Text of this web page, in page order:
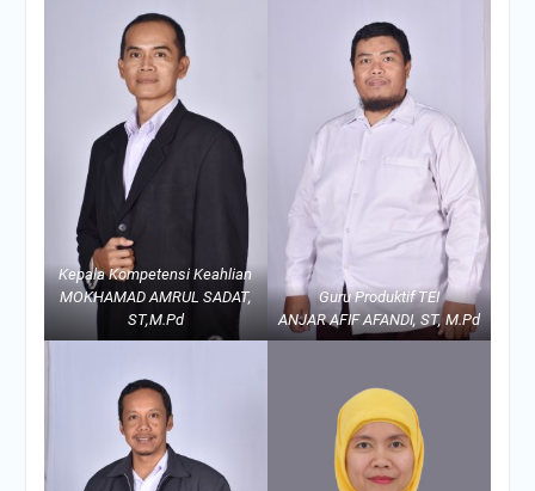
Kepala Kompetensi Keahlian
MOKHAMAD AMRUL SADAT,
ST,M.Pd
Guru Produktif TEI
ANJAR AFIF AFANDI, ST, M.Pd